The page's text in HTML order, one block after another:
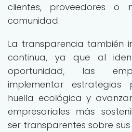
clientes, proveedores o
comunidad.
La transparencia también
continua, ya que al
oportunidad, las
implementar
huella ecológica y
empresariales más
ser transparentes sobre